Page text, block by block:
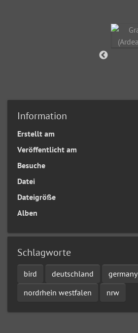
Information
Erstellt am
Veröffentlicht am
Besuche
Datei
Dateigröße
Alben
Schlagworte
bird deutschland germany
nordrhein westfalen
nrw